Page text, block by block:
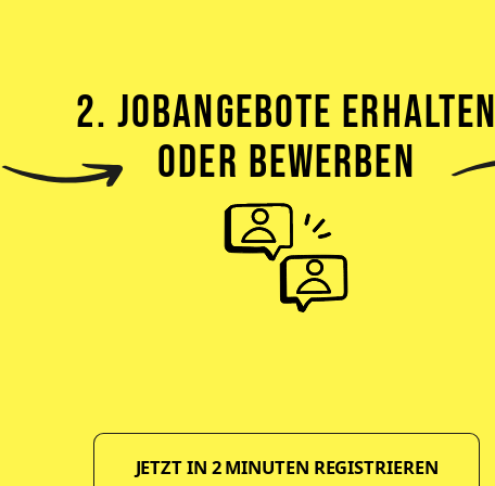
2. JOBANGEBOTE ERHALTEN
ODER BEWERBEN
JETZT IN 2 MINUTEN REGISTRIEREN